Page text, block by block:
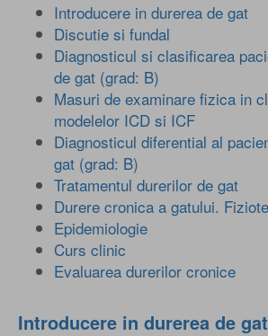
Introducere in durerea de gat
Discutie si fundal
Diagnosticul si clasificarea
de gat (grad: B)
Masuri de examinare fizica in
modelelor ICD si ICF
Diagnosticul diferential al
gat (grad: B)
Tratamentul durerilor de gat
Durere cronica a gatului.
Epidemiologie
Curs clinic
Evaluarea durerilor cronice
Introducere in durerea de gat